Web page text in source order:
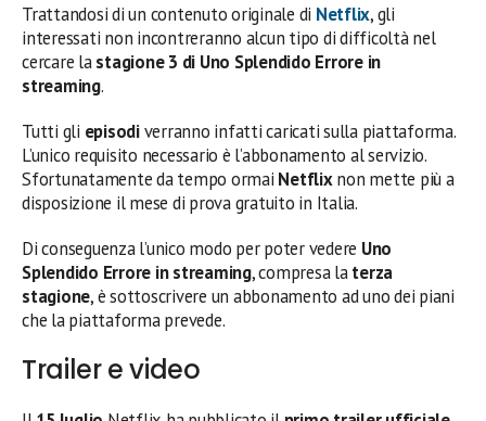
Trattandosi di un contenuto originale di Netflix, gli
interessati non incontreranno alcun tipo di difficoltà nel
cercare lastagione 3 di Uno Splendido Errore in
streaming.
Tutti gli episodiverranno infatti caricati sulla piattaforma.
L’unico requisito necessario è l’abbonamento al servizio.
Sfortunatamente da tempo ormai Netflixnon mette più a
disposizione il mese di prova gratuito in Italia.
Di conseguenza l’unico modo per poter vedere Uno
Splendido Errore in streaming, compresa laterza
stagione, è sottoscrivere un abbonamento ad uno dei piani
che la piattaforma prevede.
Trailer e video